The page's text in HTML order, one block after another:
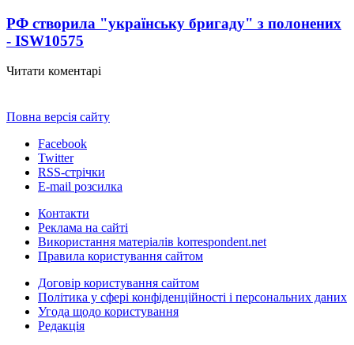
РФ створила "українську бригаду" з полонених
- ISW10575
Читати коментарі
Повна версія сайту
Facebook
Twitter
RSS-стрічки
E-mail розсилка
Контакти
Реклама на сайті
Використання матеріалів korrespondent.net
Правила користування сайтом
Договір користування сайтом
Політика у сфері конфіденційності і персональних даних
Угода щодо користування
Редакція